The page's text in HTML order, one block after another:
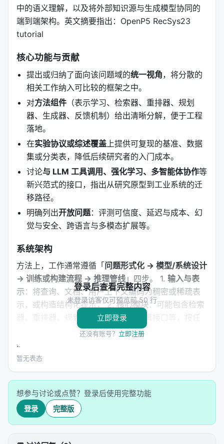
中的语义理解，以及将外部知识源与生成模型协同的
端到端架构。英文摘要指出：OpenP5 RecSys23
tutorial
核心功能与贡献
提出或归纳了面向该问题域的统一视角，将分散的
相关工作纳入可比较的框架之中。
对方法组件 （表示学习、检索器、重排器、规划
器、生成器、反馈机制）给出清晰分解，便于工程
落地。
在实验协议或综述覆盖上提供可复现的基准、数据
集或分类表，降低后续研究者的入门成本。
讨论与 LLM 工具调用、强化学习、多智能体协作等
新兴范式的接口，指出从研究原型到工业系统的迁
移路径。
明确列出开放问题：评测可信度、延迟与成本、幻
觉与安全、跨语言与多模态扩展等。
系统架构
方法上，工作通常遵循「问题形式化 → 模型/系统设计
→ 训练或构建流程 → 推理管线 」四步。 1. 输入与表
示：将查询、文档、用户上下文编码为稠密或稀疏表
示，或构造结构化提示； 2.核心模块：可能包含检索
器、重排器、规划器、记忆模块、工具接口等，按任
务串联或并联； 3.学习策略：监督微调、对比学习、
蒸馏、强化学习（含过程奖励）、自举数据合成； 4.
推理策略
与预算控制。 摘要所描述的技术路线可概括为：
OpenP5 RecSys23 tutorial
安装与依赖
见项目 README
登录后查看完整内容
未登录访客仅可预览前 50 行
立即登录
还没有账号？ 立即注册
暂无表态
想参与讨论或点赞？登录后使用完整功能
登录 完整版